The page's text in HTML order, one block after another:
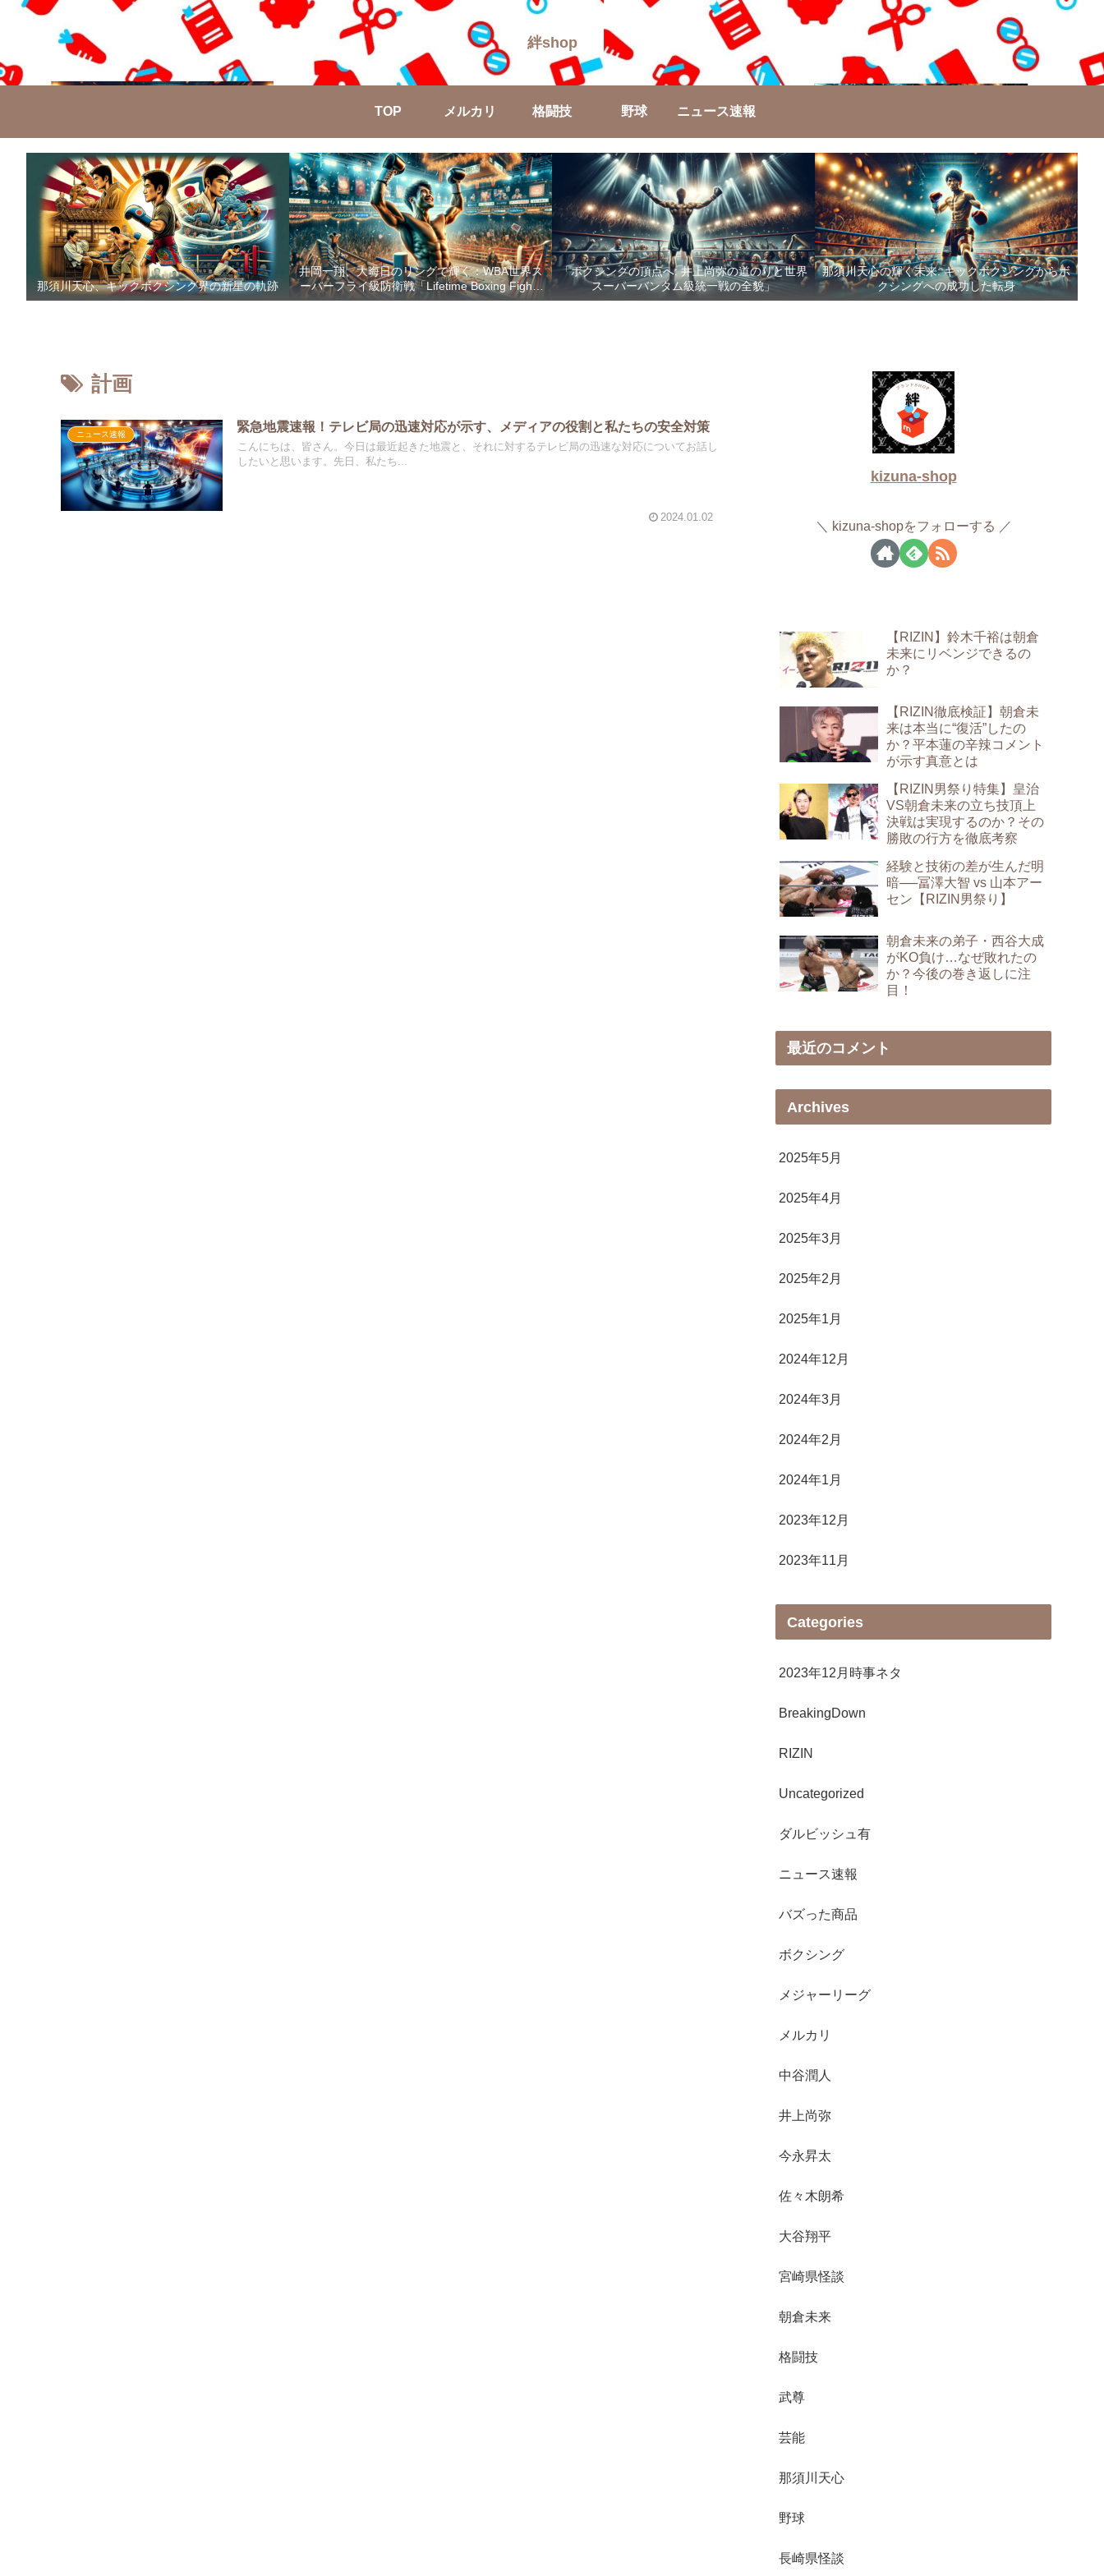
絆shop
TOP メルカリ 格闘技 野球 ニュース速報
那須川天心、キックボクシング界の新星の軌跡
井岡一翔、大晦日のリングで輝く：WBA世界ス
ーパーフライ級防衛戦「Lifetime Boxing Fights
18」
「ボクシングの頂点へ: 井上尚弥の道のりと世界
スーパーバンタム級統一戦の全貌」
那須川天心の輝く未来: キックボクシングからボ
クシングへの成功した転身
計画
ニュース速報
緊急地震速報！テレビ局の迅速対応が示す、メディアの役割と私たちの安全対策
こんにちは、皆さん。今日は最近起きた地震と、それに対するテレビ局の迅速な対応についてお話し
したいと思います。先日、私たち...
2024.01.02
kizuna-shop
kizuna-shopをフォローする
【RIZIN】鈴木千裕は朝倉
未来にリベンジできるの
か？
【RIZIN徹底検証】朝倉未
来は本当に“復活”したの
か？平本蓮の辛辣コメント
が示す真意とは
【RIZIN男祭り特集】皇治
VS朝倉未来の立ち技頂上
決戦は実現するのか？その
勝敗の行方を徹底考察
経験と技術の差が生んだ明
暗──冨澤大智 vs 山本アー
セン【RIZIN男祭り】
朝倉未来の弟子・西谷大成
がKO負け…なぜ敗れたの
か？今後の巻き返しに注
目！
最近のコメント
Archives
2025年5月
2025年4月
2025年3月
2025年2月
2025年1月
2024年12月
2024年3月
2024年2月
2024年1月
2023年12月
2023年11月
Categories
2023年12月時事ネタ
BreakingDown
RIZIN
Uncategorized
ダルビッシュ有
ニュース速報
バズった商品
ボクシング
メジャーリーグ
メルカリ
中谷潤人
井上尚弥
今永昇太
佐々木朗希
大谷翔平
宮崎県怪談
朝倉未来
格闘技
武尊
芸能
那須川天心
野球
長崎県怪談